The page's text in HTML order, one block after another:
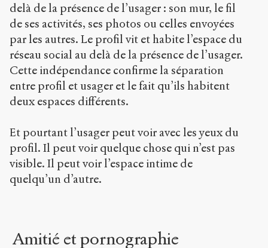
delà de la présence de l’usager : son mur, le fil
de ses activités, ses photos ou celles envoyées
par les autres. Le profil vit et habite l’espace du
réseau social au delà de la présence de l’usager.
Cette indépendance confirme la séparation
entre profil et usager et le fait qu’ils habitent
deux espaces différents.
Et pourtant l’usager peut voir avec les yeux du
profil. Il peut voir quelque chose qui n’est pas
visible. Il peut voir l’espace intime de
quelqu’un d’autre.
Amitié et pornographie